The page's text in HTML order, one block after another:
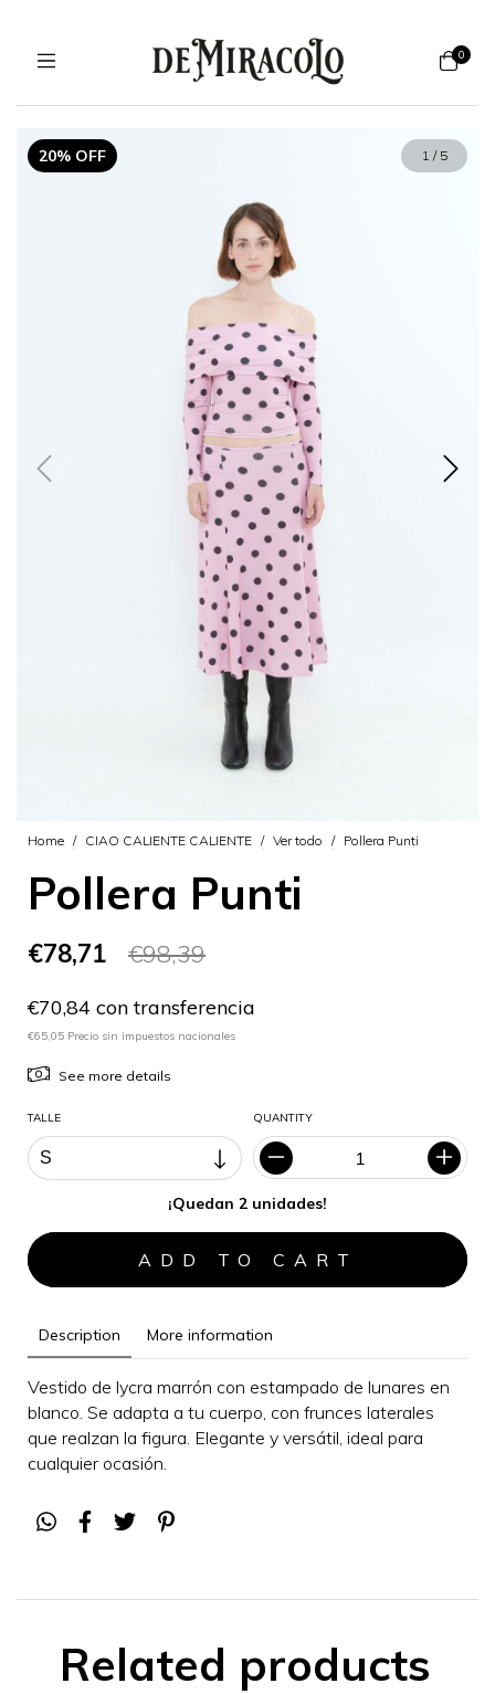
0
20% OFF 1 / 5
Home / CIAO CALIENTE CALIENTE / Ver todo / Pollera Punti
Pollera Punti
€78,71 €98,39
€70,84 con transferencia
€65,05 Precio sin impuestos nacionales
See more details
TALLE QUANTITY
¡Quedan 2 unidades!
Description More information
Vestido de lycra marrón con estampado de lunares en
blanco. Se adapta a tu cuerpo, con frunces laterales
que realzan la figura. Elegante y versátil, ideal para
cualquier ocasión.
Related products